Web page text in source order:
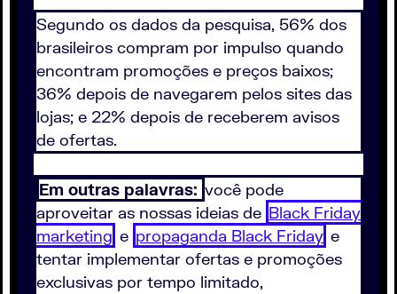
Segundo os dados da pesquisa, 56% dos
brasileiros compram por impulso quando
encontram promoções e preços baixos;
36% depois de navegarem pelos sites das
lojas; e 22% depois de receberem avisos
de ofertas.
Em outras palavras: você pode
aproveitar as nossas ideias de Black Friday
marketing e propaganda Black Friday e
tentar implementar ofertas e promoções
exclusivas por tempo limitado,